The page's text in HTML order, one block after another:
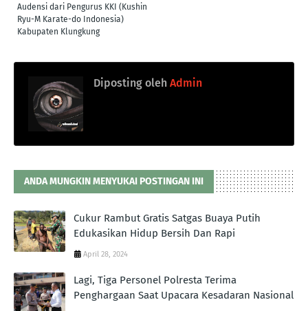
Audensi dari Pengurus KKI (Kushin
Ryu-M Karate-do Indonesia)
Kabupaten Klungkung
Diposting oleh Admin
ANDA MUNGKIN MENYUKAI POSTINGAN INI
Cukur Rambut Gratis Satgas Buaya Putih
Edukasikan Hidup Bersih Dan Rapi
April 28, 2024
Lagi, Tiga Personel Polresta Terima
Penghargaan Saat Upacara Kesadaran Nasional